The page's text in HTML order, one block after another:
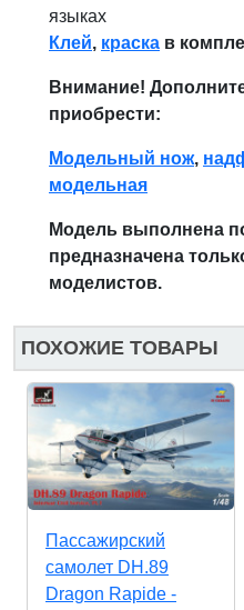
языках
Клей, краска в
Внимание!
приобрести:
Модельный нож,
модельная
Модель выполнена
предназначена
моделистов.
ПОХОЖИЕ ТОВАРЫ
Пассажирский
самолет DH.89
Dragon Rapide -